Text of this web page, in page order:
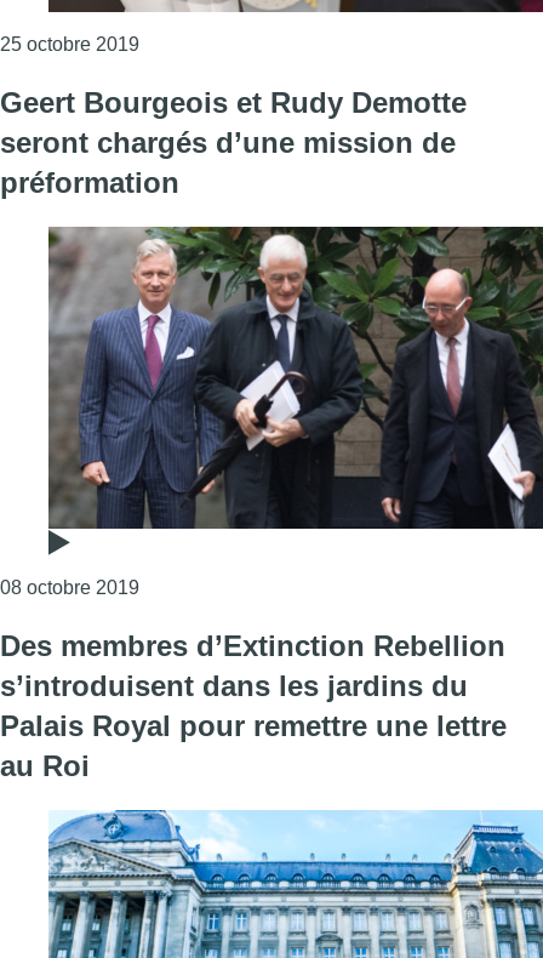
25 octobre 2019Consulter l'article "La princesse Elisabeth
Geert Bourgeois et Rudy Demotte
seront chargés d’une mission de
préformation
08 octobre 2019Consulter l'article "Geert Bourgeois et Rudy
Des membres d’Extinction Rebellion
s’introduisent dans les jardins du
Palais Royal pour remettre une lettre
au Roi